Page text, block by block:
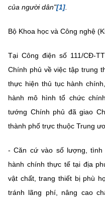
Sở hữu trí tuệ
Nhiệm vụ trọng tâm
Chọn ngôn ngữ
Vietnamese
BỘ KHOA
MINISTRY OF
Điều khoản sử dụng Theo dõi
của người dân"[1]
Bộ Khoa học và Công nghệ
Tại Công điện số 111/CĐ-
Chính phủ về việc tập trung
thực hiện thủ tục hành
hành mô hình tổ chức
tướng Chính phủ đã giao
thành phố trực thuộc Trung
- Căn cứ vào số lượng, tình
hành chính thực tế tại địa
vật chất, trang thiết bị phù
tránh lãng phí, nâng cao